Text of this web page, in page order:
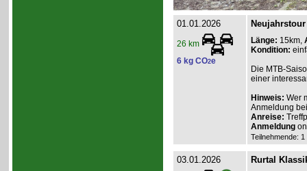
01.01.2026
26 km
6 kg CO2e
Länge: 15km,
Kondition:
Die MTB-
einer
Hinweis: Wer
Anmeldung
Anreise:
Anmeldung
Teilnehmende:
03.01.2026 Rurtal